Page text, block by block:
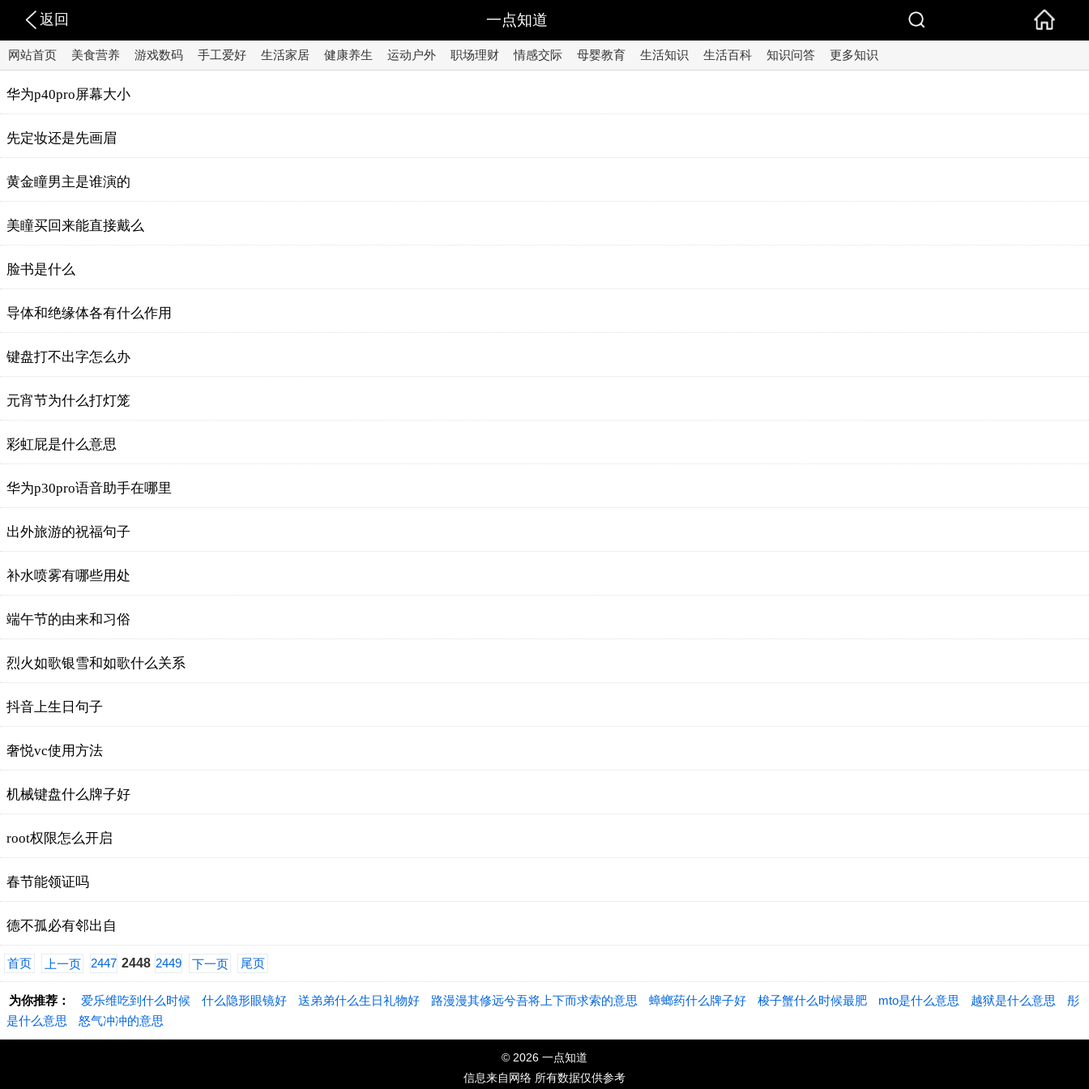
返回 一点知道
网站首页 美食营养 游戏数码 手工爱好 生活家居 健康养生 运动户外 职场理财 情感交际 母婴教育 生活知识 生活百科 知识问答 更多知识
华为p40pro屏幕大小
先定妆还是先画眉
黄金瞳男主是谁演的
美瞳买回来能直接戴么
脸书是什么
导体和绝缘体各有什么作用
键盘打不出字怎么办
元宵节为什么打灯笼
彩虹屁是什么意思
华为p30pro语音助手在哪里
出外旅游的祝福句子
补水喷雾有哪些用处
端午节的由来和习俗
烈火如歌银雪和如歌什么关系
抖音上生日句子
奢悦vc使用方法
机械键盘什么牌子好
root权限怎么开启
春节能领证吗
德不孤必有邻出自
首页 上一页 2447 2448 2449 下一页 尾页
为你推荐： 爱乐维吃到什么时候 什么隐形眼镜好 送弟弟什么生日礼物好 路漫漫其修远兮吾将上下而求索的意思 蟑螂药什么牌子好 梭子蟹什么时候最肥 mto是什么意思 越狱是什么意思
彤
是什么意思
怒气冲冲的意思
© 2026 一点知道
信息来自网络 所有数据仅供参考